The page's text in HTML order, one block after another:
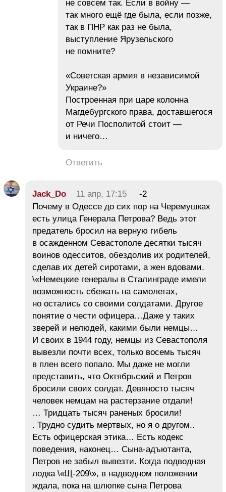
не совсем так. Если в войну —
так много ещё где была, если позже,
так в ПНР как раз не была,
выступление Ярузельского
не помните?
«Советская армия в независимой
Украине?»
Построенная при царе колонна
Магдебургского права, доставшегося
от Речи Посполитой стоит —
и ничего…
Ответить
Jack_Do 11 апр, 17:15
-2
Почему в Одессе до сих пор на Черемушках
есть улица Генерала Петрова? Ведь этот
предатель бросил на верную гибель
в осажденном Севастополе десятки тысяч
воинов одесситов, обездолив их родителей,
сделав их детей сиротами, а жен вдовами.
\«Немецкие генералы в Сталинграде имели
возможность сбежать на самолетах,
но остались со своими солдатами. Другое
понятие о чести офицера…Даже у таких
зверей и нелюдей, какими были немцы…
И своих в 1944 году, немцы из Севастополя
вывезли почти всех, только восемь тысяч
в плен всего попало. Мы даже не могли
представить, что Октябрьский и Петров
бросили своих солдат. Девяносто тысяч
человек немцам на растерзание отдали!
… Тридцать тысяч раненых бросили!
. Трудно судить мертвых, но я о другом..
Есть офицерская этика… Есть кодекс
поведения, наконец… Сына-адъютанта,
Петров не забыл вывезти. Когда подводная
лодка \«Щ-209\», в надводном положении
ждала, пока на шлюпке сына Петрова